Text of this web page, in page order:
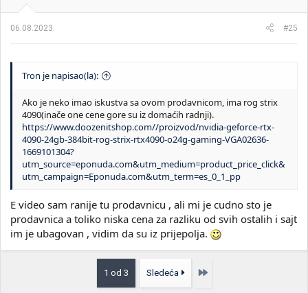
06.08.2023. #25
Tron je napisao(la):
Ako je neko imao iskustva sa ovom prodavnicom, ima rog strix
4090(inače one cene gore su iz domaćih radnji).
https://www.doozenitshop.com//proizvod/nvidia-geforce-rtx-
4090-24gb-384bit-rog-strix-rtx4090-o24g-gaming-VGA02636-
1669101304?
utm_source=eponuda.com&utm_medium=product_price_click&
utm_campaign=Eponuda.com&utm_term=es_0_1_pp
E video sam ranije tu prodavnicu , ali mi je cudno sto je
prodavnica a toliko niska cena za razliku od svih ostalih i sajt
im je ubagovan , vidim da su iz prijepolja.
1 od 3 Sledeća Poslednja